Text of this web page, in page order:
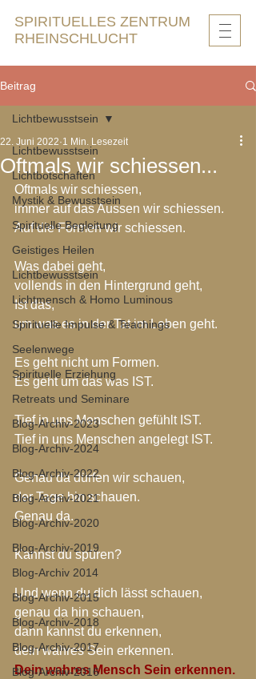
SPIRITUELLES ZENTRUM
RHEINSCHLUCHT
Beitrag
Lichtbewusstsein
Lichtbotschaften
Mystik & Bewusstsein
Spirituelle Begleitung
Geistiges Heilen
Lichtbewusstsein
Lichtmensch & Homo Luminous
Spirituelle Impulse & Teachings
Seelenwege
Spirituelle Erziehung
Retreats und Seminare
Blog-Archiv-2023
Blog-Archiv-2024
Blog-Archiv-2022
Blog-Archiv-2021
Blog-Archiv-2020
Blog-Archiv-2019
Blog-Archiv 2014
Blog-Archiv-2015
Blog-Archiv-2018
Blog-Archiv-2017
Blog-Archiv-2016
Lichtbewusstsein
Oftmals wir schiessen...
22. Juni 2022 1 Min. Lesezeit
Oftmals wir schiessen,
immer auf das Aussen wir schiessen.
Auf die Formen wir schiessen.
Was dabei geht,
vollends in den Hintergrund geht,
Ist das,
um was es in der Tat im Leben geht.
Es geht nicht um Formen.
Es geht um das was IST.
Tief in uns Menschen gefühlt IST.
Tief in uns Menschen angelegt IST.
Genau da dürfen wir schauen,
der Tage hin schauen.
Genau da.
Kannst du spüren?
Und wenn du dich lässt schauen,
genau da hin schauen,
dann kannst du erkennen,
dein wahres Sein erkennen.
Dein wahres Mensch Sein erkennen.